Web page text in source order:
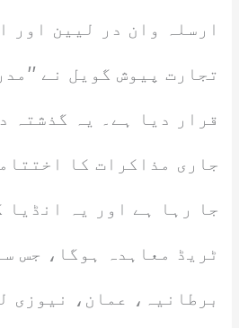
ارسلہ وان در لیین اور
تجارت پیوش گویل نے
قرار دیا ہے۔ یہ گذشتہ
جاری مذاکرات کا
جا رہا ہے اور یہ انڈیا
ٹریڈ معاہدہ ہوگا، جس
برطانیہ، عمان، نیوزی